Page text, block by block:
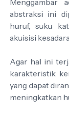
Menggambar
abstraksi ini
huruf, suku
akuisisi
Agar hal ini
karakteristik
yang dapat
meningkatkan